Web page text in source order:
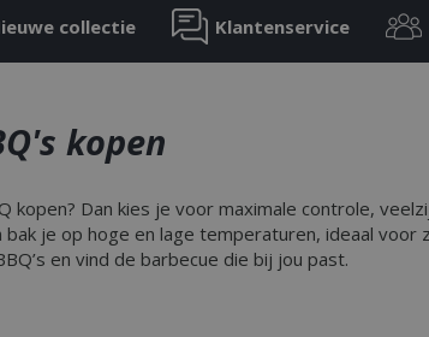
collectie Klantenservice
kopen
kopen? Dan kies je voor maximale controle,
bak je op hoge en lage temperaturen, ideaal
en vind de barbecue die bij jou past.